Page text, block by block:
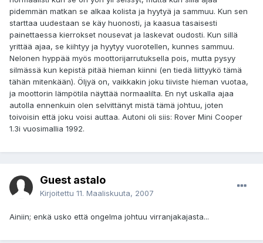
pidemmän matkan se alkaa kolista ja hyytyä ja sammuu. Kun sen
starttaa uudestaan se käy huonosti, ja kaasua tasaisesti
painettaessa kierrokset nousevat ja laskevat oudosti. Kun sillä
yrittää ajaa, se kiihtyy ja hyytyy vuorotellen, kunnes sammuu.
Nelonen hyppää myös moottorijarrutuksella pois, mutta pysyy
silmässä kun kepistä pitää hieman kiinni (en tiedä liittyykö tämä
tähän mitenkään). Öljyä on, vaikkakin joku tiiviste hieman vuotaa,
ja moottorin lämpötila näyttää normaalilta. En nyt uskalla ajaa
autolla ennenkuin olen selvittänyt mistä tämä johtuu, joten
toivoisin että joku voisi auttaa. Autoni oli siis: Rover Mini Cooper
1.3i vuosimallia 1992.
Guest astalo
Kirjoitettu 11. Maaliskuuta, 2007
Ainiin; enkä usko että ongelma johtuu virranjakajasta...